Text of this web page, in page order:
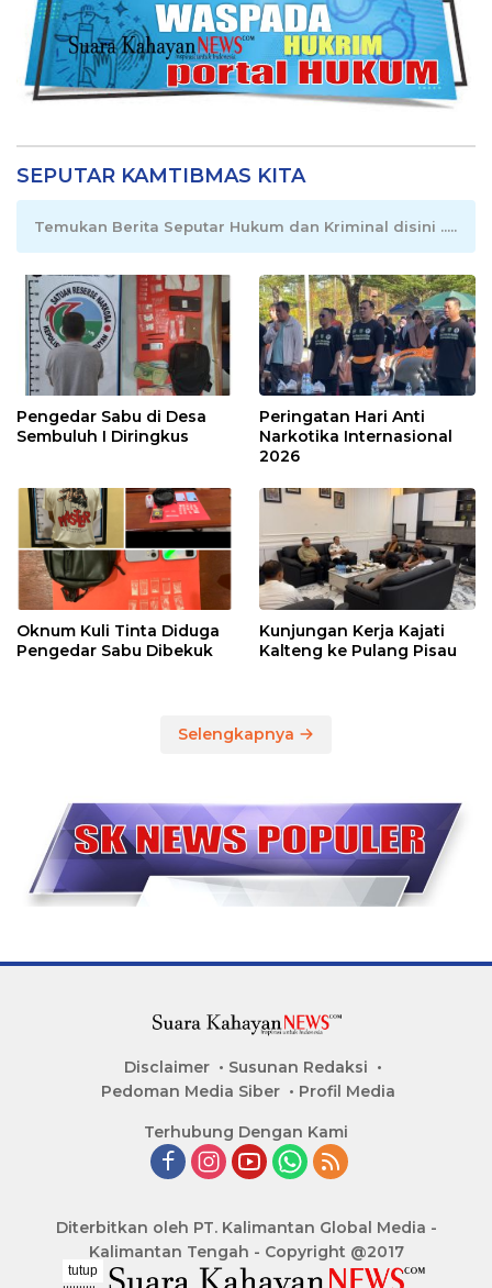
SEPUTAR KAMTIBMAS KITA
Temukan Berita Seputar Hukum dan Kriminal disini .....
Pengedar Sabu di Desa
Sembuluh I Diringkus
Peringatan Hari Anti
Narkotika Internasional
2026
Oknum Kuli Tinta Diduga
Pengedar Sabu Dibekuk
Kunjungan Kerja Kajati
Kalteng ke Pulang Pisau
Selengkapnya
Disclaimer
Susunan Redaksi
Pedoman Media Siber
Profil Media
Terhubung Dengan Kami
Diterbitkan oleh PT. Kalimantan Global Media -
Kalimantan Tengah - Copyright @2017
tutup
..........